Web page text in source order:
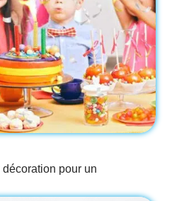
décoration pour un